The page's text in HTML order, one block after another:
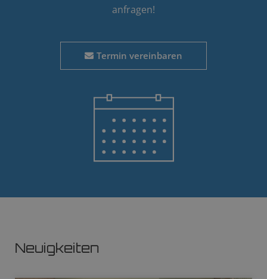
anfragen!
Termin vereinbaren
Neuigkeiten